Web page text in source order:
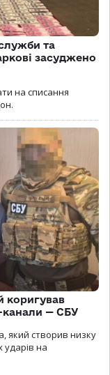
та
засуджено
на списання
коригував
канали — СБУ
який створив низку
ударів на